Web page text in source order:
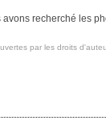
recherché les
par les droits